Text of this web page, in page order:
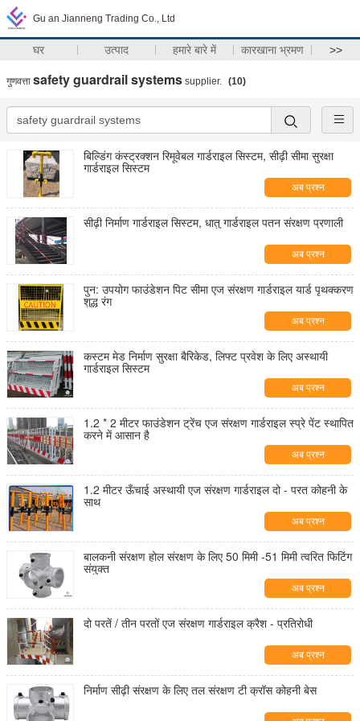
Gu an Jianneng Trading Co., Ltd
घर उत्पाद हमारे बारे में कारखाना भ्रमण >>
गुणवत्ता safety guardrail systems supplier. (10)
बिल्डिंग कंस्ट्रक्शन रिमूवेबल गार्डराइल सिस्टम, सीढ़ी सीमा सुरक्षा
गार्डराइल सिस्टम
अब प्रश्न
सीढ़ी निर्माण गार्डराइल सिस्टम, धातु गार्डराइल पतन संरक्षण प्रणाली
अब प्रश्न
पुन: उपयोग फाउंडेशन पिट सीमा एज संरक्षण गार्डराइल यार्ड पृथक्करण
शुद्ध रंग
अब प्रश्न
कस्टम मेड निर्माण सुरक्षा बैरिकेड, लिफ्ट प्रवेश के लिए अस्थायी
गार्डराइल सिस्टम
अब प्रश्न
1.2 * 2 मीटर फाउंडेशन ट्रेंच एज संरक्षण गार्डराइल स्प्रे पेंट स्थापित
करने में आसान है
अब प्रश्न
1.2 मीटर ऊँचाई अस्थायी एज संरक्षण गार्डराइल दो - परत कोहनी के
साथ
अब प्रश्न
बालकनी संरक्षण होल संरक्षण के लिए 50 मिमी -51 मिमी त्वरित फिटिंग
संयुक्त
अब प्रश्न
दो परतें / तीन परतों एज संरक्षण गार्डराइल क्रैश - प्रतिरोधी
अब प्रश्न
निर्माण सीढ़ी संरक्षण के लिए तल संरक्षण टी क्रॉस कोहनी बेस